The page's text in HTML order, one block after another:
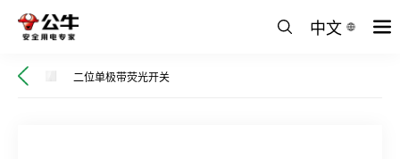
中文
二位单极带荧光开关